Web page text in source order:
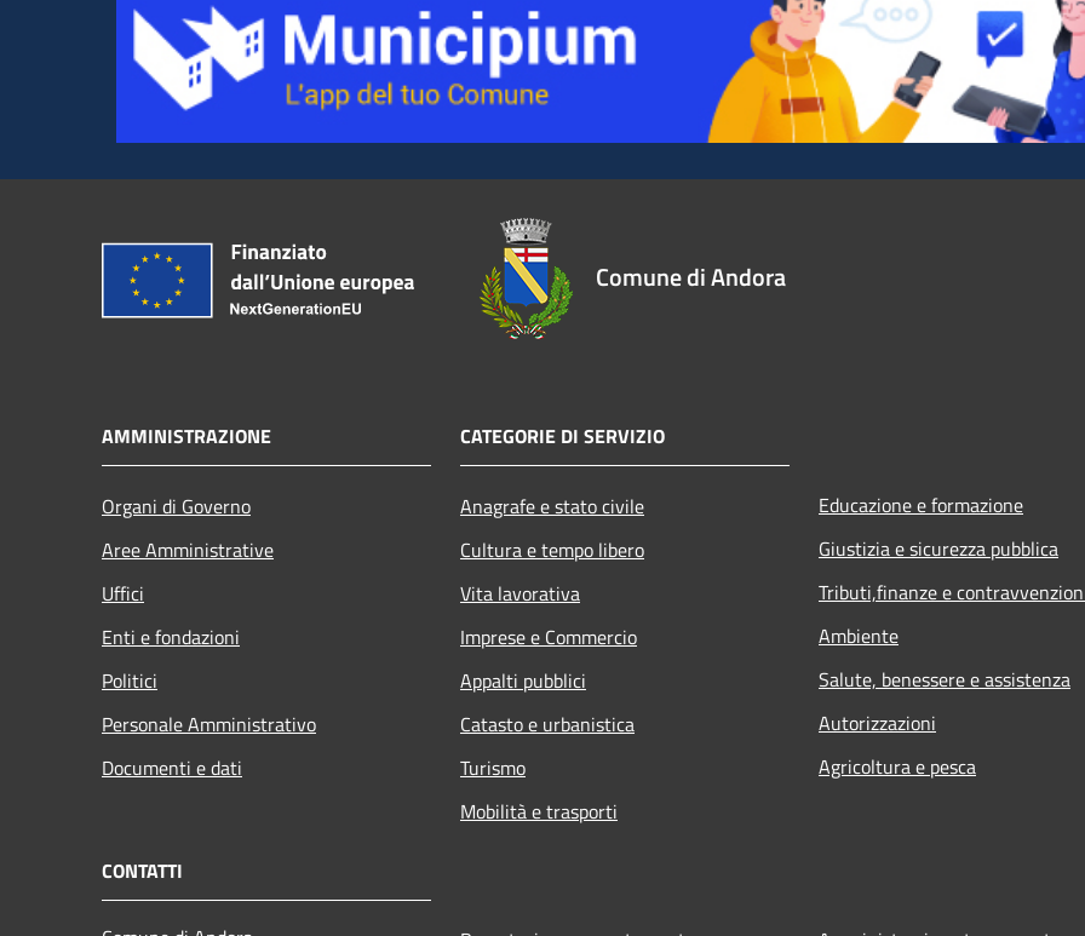
Comune di Andora
AMMINISTRAZIONE
Organi di Governo
Aree Amministrative
Uffici
Enti e fondazioni
Politici
Personale Amministrativo
Documenti e dati
CATEGORIE DI SERVIZIO
Anagrafe e stato civile
Cultura e tempo libero
Vita lavorativa
Imprese e Commercio
Appalti pubblici
Catasto e urbanistica
Turismo
Mobilità e trasporti
Educazione e formazione
Giustizia e sicurezza pubblica
Tributi,finanze e
Ambiente
Salute, benessere e assistenza
Autorizzazioni
Agricoltura e pesca
CONTATTI